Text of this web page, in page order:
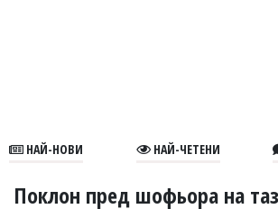
В
НАЙ-НОВИ НАЙ-ЧЕТЕНИ
Поклон пред шофьора на